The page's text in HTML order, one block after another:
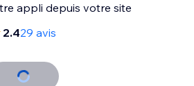
appli depuis votre site
2.429 avis